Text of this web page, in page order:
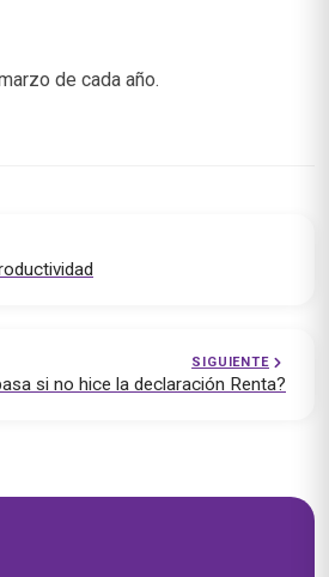
de cada año.
SIGUIENTE
si no hice la declaración Renta?